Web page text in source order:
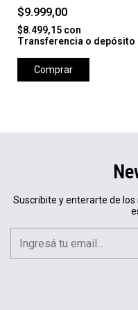
$9.999,00
$8.499,15 con
Transferencia o depósito
Comprar
Suscribite y enterarte de